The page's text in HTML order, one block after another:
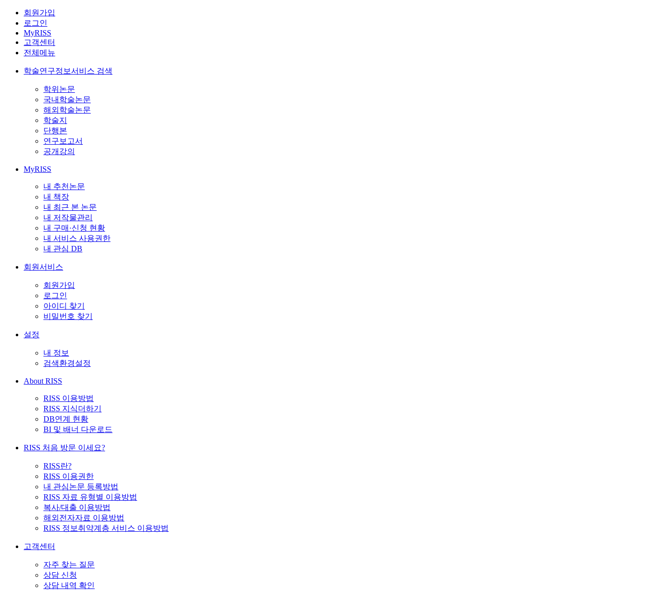
회원가입
로그인
MyRISS
고객센터
전체메뉴
학술연구정보서비스 검색
학위논문
국내학술논문
해외학술논문
학술지
단행본
연구보고서
공개강의
MyRISS
내 추천논문
내 책장
내 최근 본 논문
내 저작물관리
내 구매·신청 현황
내 서비스 사용권한
내 관심 DB
회원서비스
회원가입
로그인
아이디 찾기
비밀번호 찾기
설정
내 정보
검색환경설정
About RISS
RISS 이용방법
RISS 지식더하기
DB연계 현황
BI 및 배너 다운로드
RISS 처음 방문 이세요?
RISS란?
RISS 이용권한
내 관심논문 등록방법
RISS 자료 유형별 이용방법
복사/대출 이용방법
해외전자자료 이용방법
RISS 정보취약계층 서비스 이용방법
고객센터
자주 찾는 질문
상담 신청
상담 내역 확인